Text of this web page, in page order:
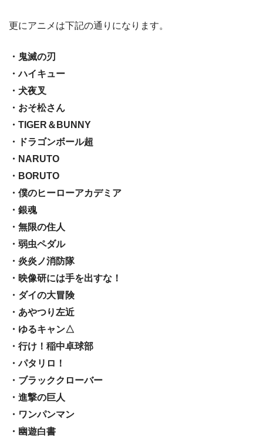
更にアニメは下記の通りになります。
・鬼滅の刃
・ハイキュー
・犬夜叉
・おそ松さん
・TIGER＆BUNNY
・ドラゴンボール超
・NARUTO
・BORUTO
・僕のヒーローアカデミア
・銀魂
・無限の住人
・弱虫ペダル
・炎炎ノ消防隊
・映像研には手を出すな！
・ダイの大冒険
・あやつり左近
・ゆるキャン△
・行け！稲中卓球部
・パタリロ！
・ブラッククローバー
・進撃の巨人
・ワンパンマン
・幽遊白書